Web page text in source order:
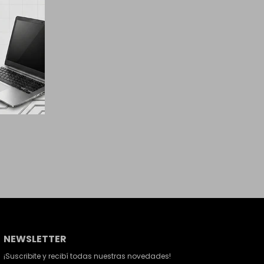
NEWSLETTER
¡Suscribite y recibí todas nuestras novedades!